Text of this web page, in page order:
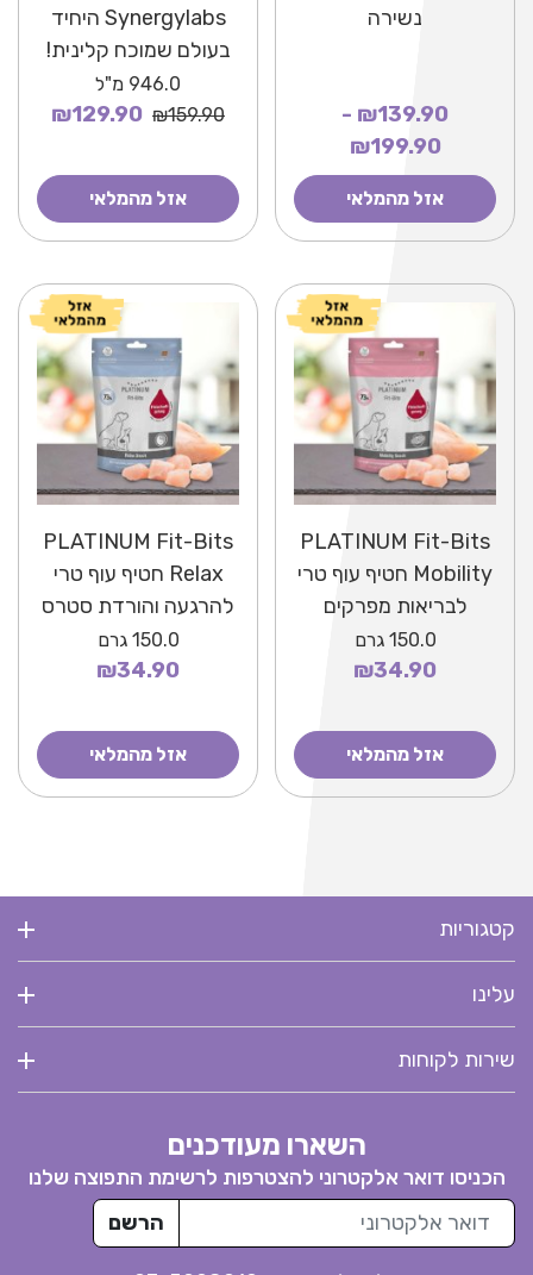
נשירה
₪139.90 -
₪199.90
אזל מהמלאי
Synergylabs היחיד
בעולם שמוכח קלינית!
946.0 מ"ל
₪159.90
₪129.90
אזל מהמלאי
PLATINUM Fit-Bits
Mobility חטיף עוף טרי
לבריאות מפרקים
150.0 גרם
₪34.90
אזל מהמלאי
PLATINUM Fit-Bits
Relax חטיף עוף טרי
להרגעה והורדת סטרס
150.0 גרם
₪34.90
אזל מהמלאי
קטגוריות
עלינו
שירות לקוחות
השארו מעודכנים
הכניסו דואר אלקטרוני להצטרפות לרשימת התפוצה שלנו
דואר אלקטרוני
הרשם